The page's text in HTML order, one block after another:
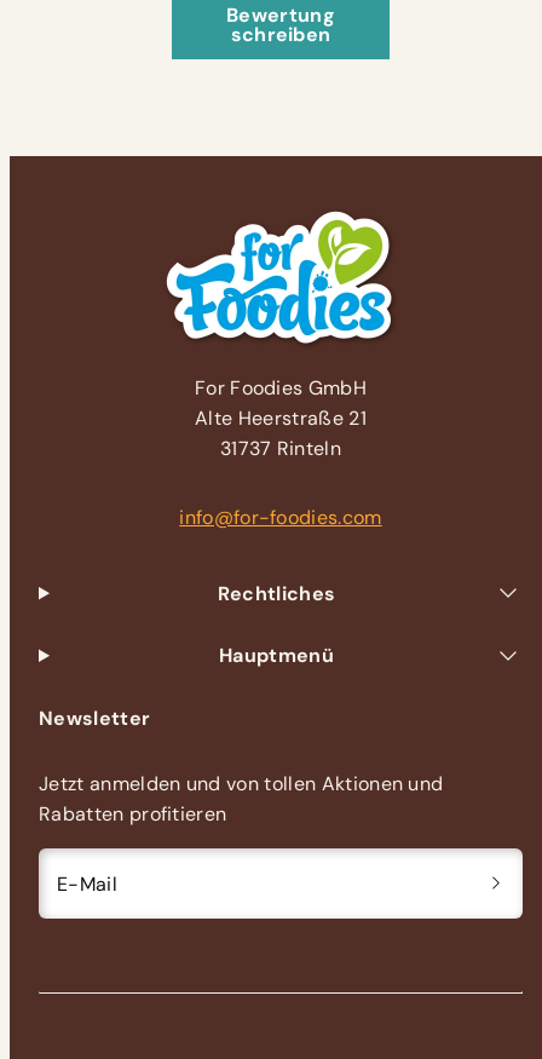
Bewertung
schreiben
For Foodies GmbH
Alte Heerstraße 21
31737 Rinteln
info@for-foodies.com
Rechtliches
Hauptmenü
Newsletter
Jetzt anmelden und von tollen Aktionen und
Rabatten profitieren
E-Mail